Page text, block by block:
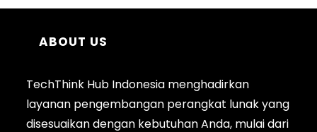
ABOUT US
TechThink Hub Indonesia menghadirkan
layanan pengembangan perangkat lunak yang
disesuaikan dengan kebutuhan Anda, mulai dari